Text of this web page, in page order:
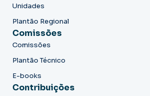
Unidades
Plantão Regional
Comissões
Comissões
Plantão Técnico
E-books
Contribuições